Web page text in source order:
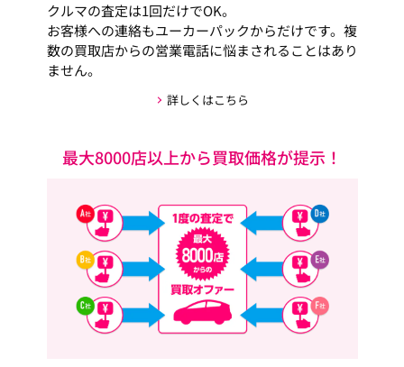
クルマの査定は1回だけでOK。
お客様への連絡もユーカーパックからだけです。複
数の買取店からの営業電話に悩まされることはあり
ません。
詳しくはこちら
最大8000店以上から買取価格が提示！